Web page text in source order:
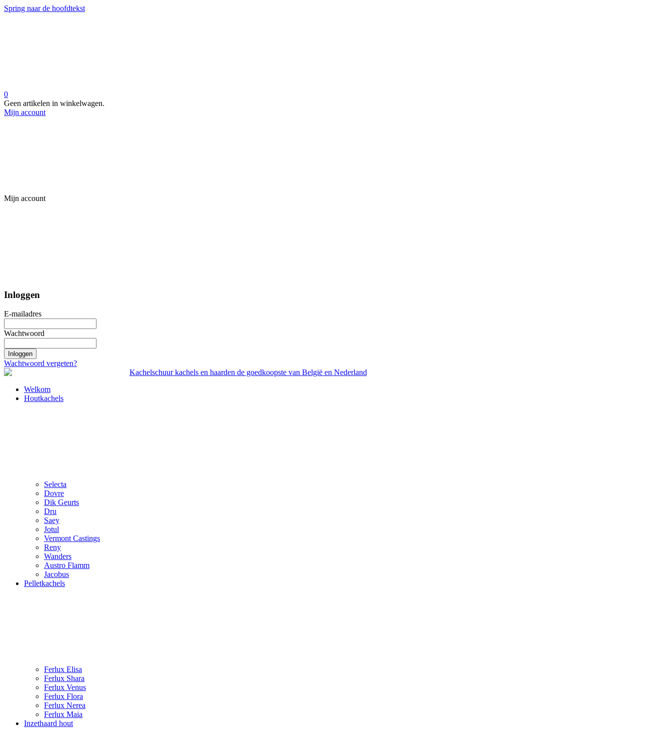
Spring naar de hoofdtekst
0
Geen artikelen in winkelwagen.
Mijn account
Mijn account
Inloggen
E-mailadres
Wachtwoord
Inloggen
Wachtwoord vergeten?
Welkom
Houtkachels
Selecta
Dovre
Dik Geurts
Dru
Saey
Jotul
Vermont Castings
Reny
Wanders
Austro Flamm
Jacobus
Pelletkachels
Ferlux Elisa
Ferlux Shara
Ferlux Venus
Ferlux Flora
Ferlux Nerea
Ferlux Maia
Inzethaard hout